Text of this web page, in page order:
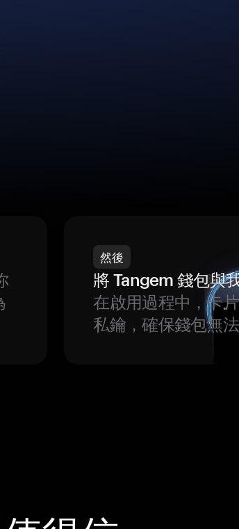
然後
將 Tangem 錢包與
在啟用過程中，卡
私鑰，確保錢包無法